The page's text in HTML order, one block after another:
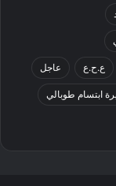
ع.ح.ع عاجل
ابتسام طوبالي